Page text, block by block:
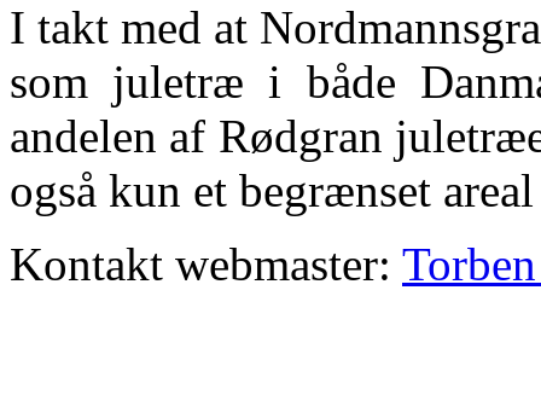
I takt med at
som juletræ i både
andelen af Rødgran
også kun et begrænset
Kontakt webmaster: